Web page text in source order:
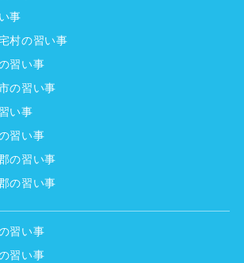
事
村の習い事
習い事
の習い事
い事
習い事
の習い事
の習い事
習い事
習い事